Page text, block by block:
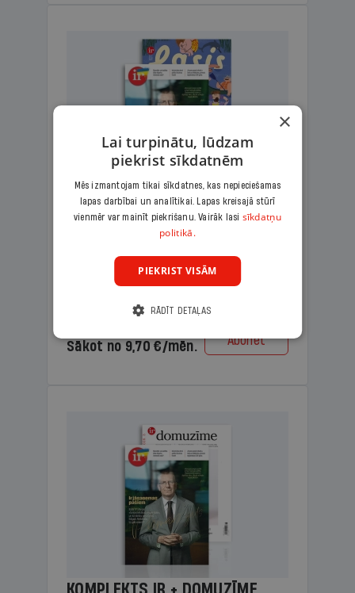
KOMPLEKTS IR + LASIS
Ģimenes komplekts – aizraujošs
lasāmžurnāls bērniem un analītiska
lasāmviela vecākiem.
Sākot no 9,70 €/mēn. Abonēt
×
Lai turpinātu, lūdzam
piekrist sīkdatnēm
Mēs izmantojam tikai sīkdatnes, kas nepieciešamas
lapas darbībai un analītikai. Lapas kreisajā stūrī
vienmēr var mainīt piekrišanu. Vairāk lasi sīkdatņu
politikā.
PIEKRIST VISĀM
RĀDĪT DETAĻAS